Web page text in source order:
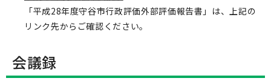
「平成28年度守谷市行政評価外部評価報告書」は、上記の
リンク先からご確認ください。
会議録